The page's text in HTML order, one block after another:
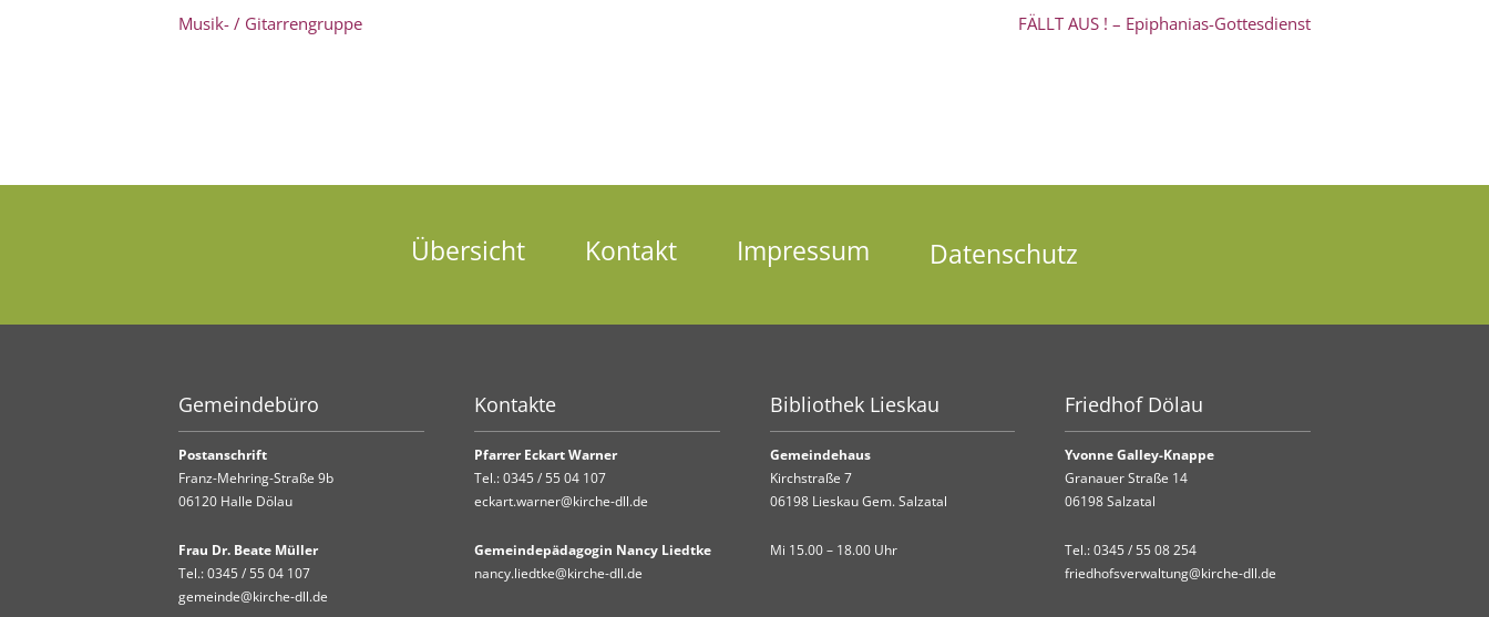
Musik- / Gitarrengruppe FÄLLT AUS ! – Epiphanias-Gottesdienst
Übersicht Kontakt Impressum Datenschutz
Gemeindebüro
Postanschrift
Franz-Mehring-Straße 9b
06120 Halle Dölau
Frau Dr. Beate Müller
Tel.:0345 / 55 04 107
gemeinde@kirche-dll.de
Kontakte
Pfarrer Eckart Warner
Tel.:0345 / 55 04 107
eckart.warner@kirche-dll.de
Gemeindepädagogin Nancy Liedtke
nancy.liedtke@kirche-dll.de
Bibliothek Lieskau
Gemeindehaus
Kirchstraße 7
06198 Lieskau Gem. Salzatal
Mi 15.00 – 18.00 Uhr
Friedhof Dölau
Yvonne Galley-Knappe
Granauer Straße 14
06198 Salzatal
Tel.:0345 / 55 08 254
friedhofsverwaltung@kirche-dll.de